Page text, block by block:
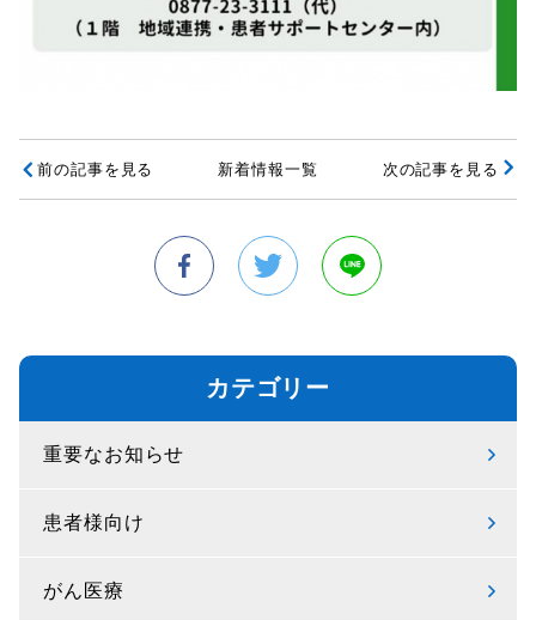
前の記事を見る 新着情報一覧 次の記事を見る
カテゴリー
重要なお知らせ
患者様向け
がん医療